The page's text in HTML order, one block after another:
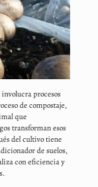
procesos
de compostaje,
que
transforman esos
del cultivo tiene
de suelos,
con eficiencia y